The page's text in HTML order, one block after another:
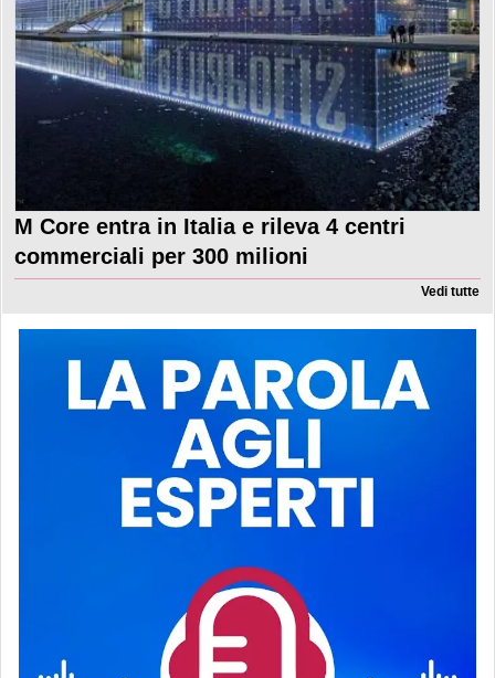
M Core entra in Italia e rileva 4 centri
commerciali per 300 milioni
Vedi tutte